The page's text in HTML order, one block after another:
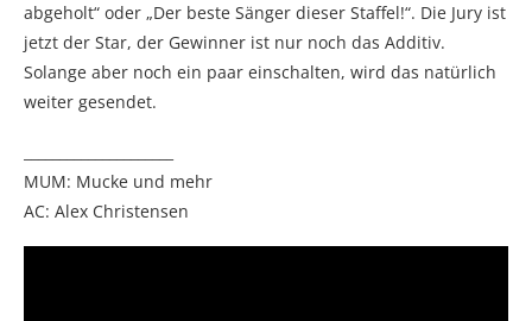
abgeholt“ oder „Der beste Sänger dieser Staffel!“. Die Jury ist
jetzt der Star, der Gewinner ist nur noch das Additiv.
Solange aber noch ein paar einschalten, wird das natürlich
weiter gesendet.
MUM: Mucke und mehr
AC: Alex Christensen